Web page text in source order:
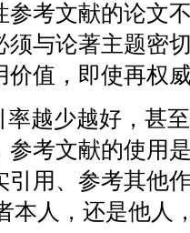
参考文献的论文
须与论著主题密
价值，即使再权
越少越好，甚
参考文献的使用
引用、参考其他
本人，还是他人